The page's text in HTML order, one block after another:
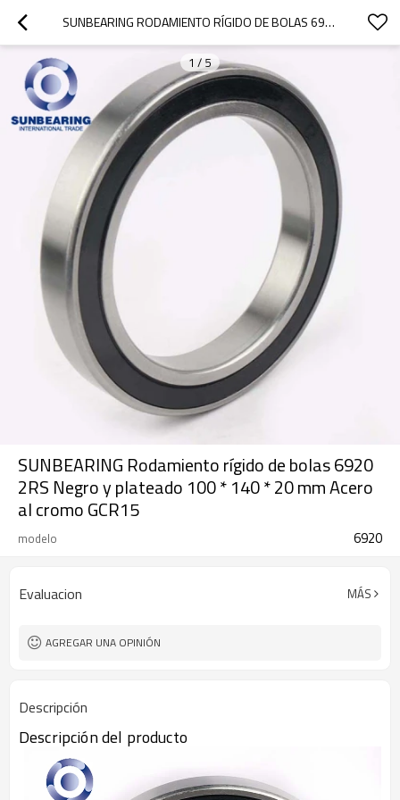
SUNBEARING RODAMIENTO RÍGIDO DE BOLAS 6920 2RS NEGRO Y PLATEADO 100 * 140 * 20 MM ACERO AL CROMO GCR15
1 /5
SUNBEARING Rodamiento rígido de bolas 6920
2RS Negro y plateado 100 * 140 * 20 mm Acero
al cromo GCR15
modelo 6920
Evaluacion MÁS
AGREGAR UNA OPINIÓN
Descripción
Descripción del producto